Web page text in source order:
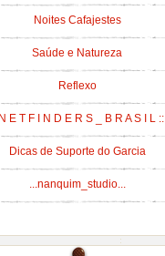
Noites Cafajestes
Saúde e Natureza
Reflexo
E T F I N D E R S _ B R A S I L ::
Dicas de Suporte do Garcia
...nanquim_studio...